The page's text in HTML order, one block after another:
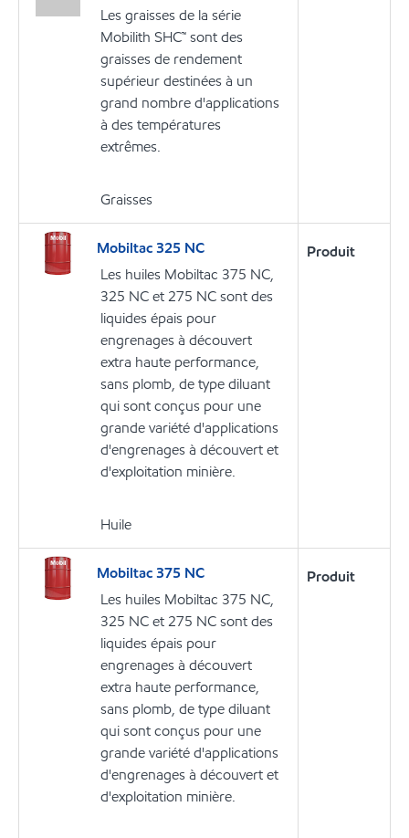
Les graisses de la série
Mobilith SHC™ sont des
graisses de rendement
supérieur destinées à un
grand nombre d'applications
à des températures
extrêmes.
Graisses
Mobiltac 325 NC
Les huiles Mobiltac 375 NC,
325 NC et 275 NC sont des
liquides épais pour
engrenages à découvert
extra haute performance,
sans plomb, de type diluant
qui sont conçus pour une
grande variété d'applications
d'engrenages à découvert et
d'exploitation minière.
Huile
Produit
Mobiltac 375 NC
Les huiles Mobiltac 375 NC,
325 NC et 275 NC sont des
liquides épais pour
engrenages à découvert
extra haute performance,
sans plomb, de type diluant
qui sont conçus pour une
grande variété d'applications
d'engrenages à découvert et
d'exploitation minière.
Produit